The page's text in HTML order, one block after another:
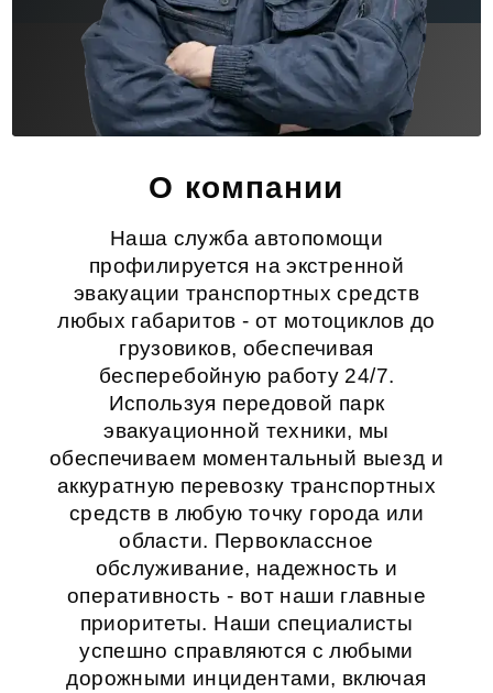
О компании
Наша служба автопомощи
профилируется на экстренной
эвакуации транспортных средств
любых габаритов - от мотоциклов до
грузовиков, обеспечивая
бесперебойную работу 24/7.
Используя передовой парк
эвакуационной техники, мы
обеспечиваем моментальный выезд и
аккуратную перевозку транспортных
средств в любую точку города или
области. Первоклассное
обслуживание, надежность и
оперативность - вот наши главные
приоритеты. Наши специалисты
успешно справляются с любыми
дорожными инцидентами, включая